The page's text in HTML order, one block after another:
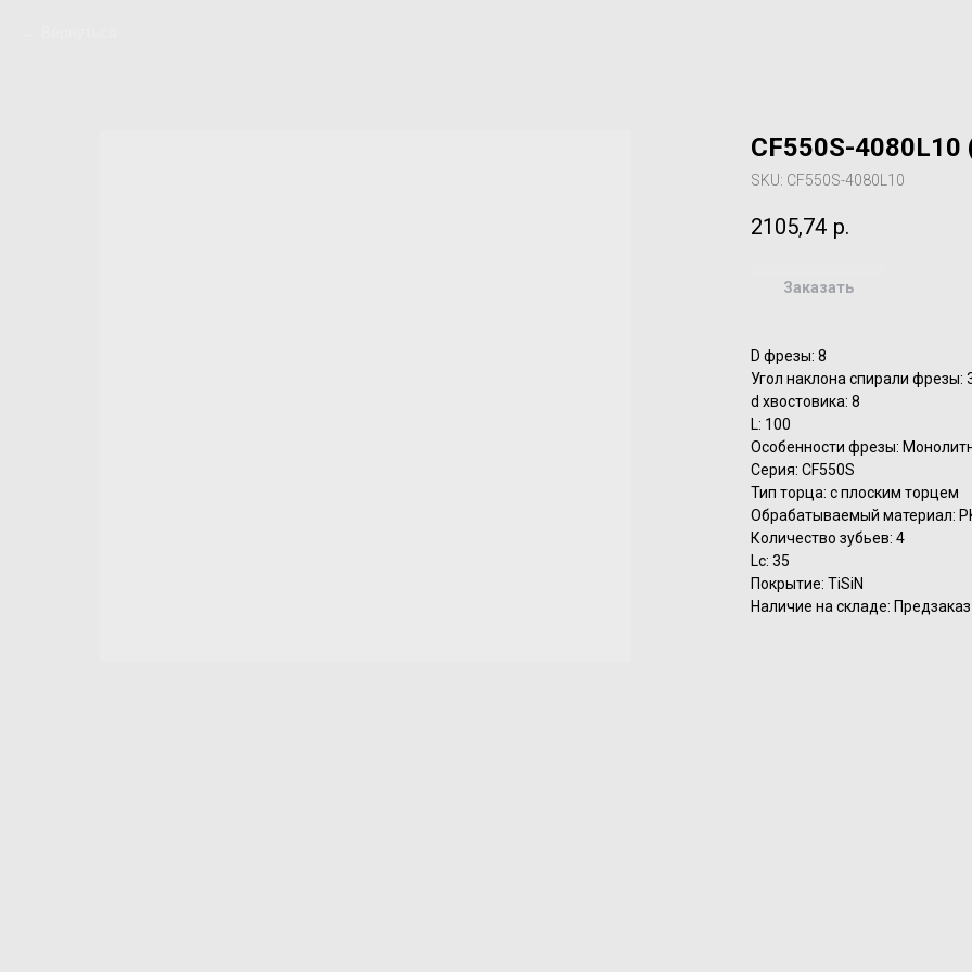
CF550S-
SKU: CF550S-4080L10
2105,74 р.
Заказать
D фрезы: 8
Угол наклона спирали фрезы:
d хвостовика: 8
L: 100
Особенности фрезы:
Серия: CF550S
Тип торца: с плоским торцем
Обрабатываемый материал:
Количество зубьев: 4
Lc: 35
Покрытие: TiSiN
Наличие на складе: Предзаказ